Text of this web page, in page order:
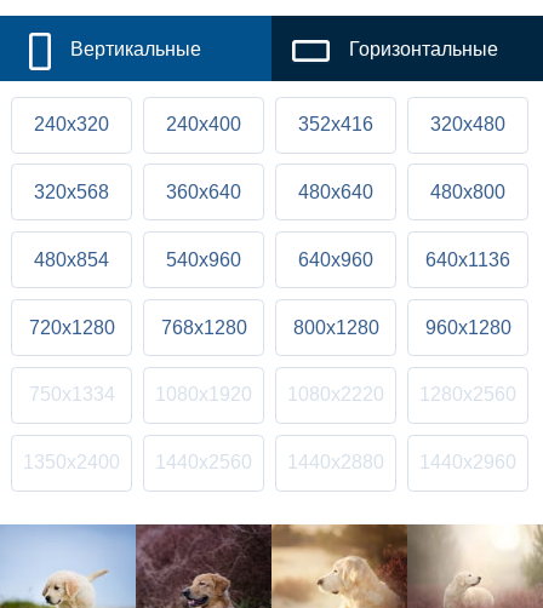
Вертикальные Горизонтальные
240x320 240x400 352x416 320x480
320x568 360x640 480x640 480x800
480x854 540x960 640x960 640x1136
720x1280 768x1280 800x1280 960x1280
750x1334 1080x1920 1080x2220 1280x2560
1350x2400 1440x2560 1440x2880 1440x2960